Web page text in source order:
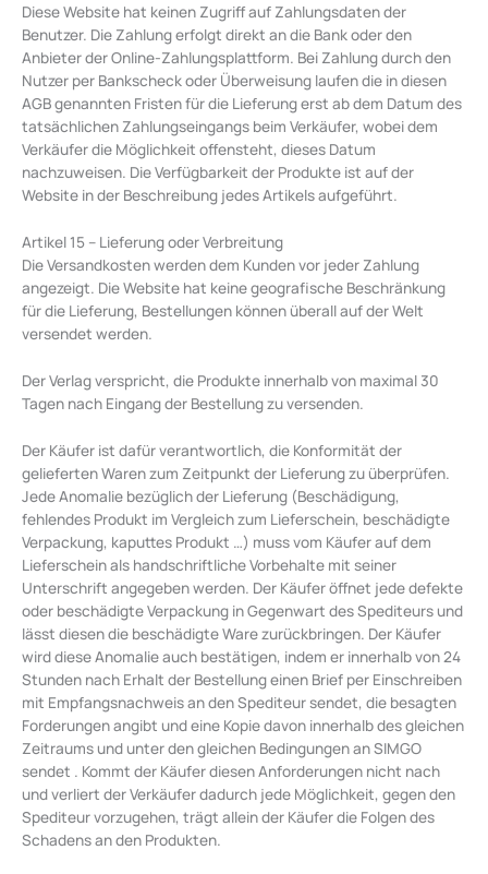
Diese Website hat keinen Zugriff auf Zahlungsdaten der
Benutzer. Die Zahlung erfolgt direkt an die Bank oder den
Anbieter der Online-Zahlungsplattform. Bei Zahlung durch den
Nutzer per Bankscheck oder Überweisung laufen die in diesen
AGB genannten Fristen für die Lieferung erst ab dem Datum des
tatsächlichen Zahlungseingangs beim Verkäufer, wobei dem
Verkäufer die Möglichkeit offensteht, dieses Datum
nachzuweisen. Die Verfügbarkeit der Produkte ist auf der
Website in der Beschreibung jedes Artikels aufgeführt.
Artikel 15 – Lieferung oder Verbreitung
Die Versandkosten werden dem Kunden vor jeder Zahlung
angezeigt. Die Website hat keine geografische Beschränkung
für die Lieferung, Bestellungen können überall auf der Welt
versendet werden.
Der Verlag verspricht, die Produkte innerhalb von maximal 30
Tagen nach Eingang der Bestellung zu versenden.
Der Käufer ist dafür verantwortlich, die Konformität der
gelieferten Waren zum Zeitpunkt der Lieferung zu überprüfen.
Jede Anomalie bezüglich der Lieferung (Beschädigung,
fehlendes Produkt im Vergleich zum Lieferschein, beschädigte
Verpackung, kaputtes Produkt …) muss vom Käufer auf dem
Lieferschein als handschriftliche Vorbehalte mit seiner
Unterschrift angegeben werden. Der Käufer öffnet jede defekte
oder beschädigte Verpackung in Gegenwart des Spediteurs und
lässt diesen die beschädigte Ware zurückbringen. Der Käufer
wird diese Anomalie auch bestätigen, indem er innerhalb von 24
Stunden nach Erhalt der Bestellung einen Brief per Einschreiben
mit Empfangsnachweis an den Spediteur sendet, die besagten
Forderungen angibt und eine Kopie davon innerhalb des gleichen
Zeitraums und unter den gleichen Bedingungen an SIMGO
sendet . Kommt der Käufer diesen Anforderungen nicht nach
und verliert der Verkäufer dadurch jede Möglichkeit, gegen den
Spediteur vorzugehen, trägt allein der Käufer die Folgen des
Schadens an den Produkten.